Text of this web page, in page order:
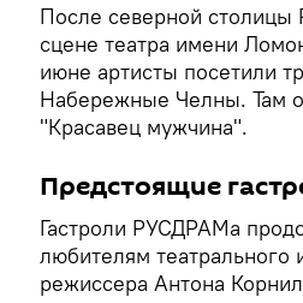
После северной столицы
сцене театра имени
июне артисты посетили
Набережные Челны. Там
"Красавец мужчина".
Предстоящие
Гастроли РУСДРАМа
любителям театрального
режиссера Антона